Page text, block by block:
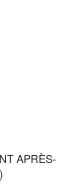
APRÈS-